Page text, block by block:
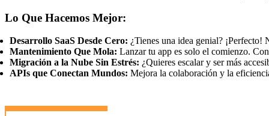
Lo Que Hacemos Mejor:
Desarrollo SaaS Desde Cero: ¿Tienes una idea genial?
Mantenimiento Que Mola: Lanzar tu app es solo el comienzo.
Migración a la Nube Sin Estrés: ¿Quieres escalar y ser más
APIs que Conectan Mundos: Mejora la colaboración y la